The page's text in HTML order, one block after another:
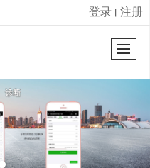
很遗憾，因您的浏览器版本过低导致无法获得最佳浏览体验，推荐下载安装谷歌浏览器！
登录 注册